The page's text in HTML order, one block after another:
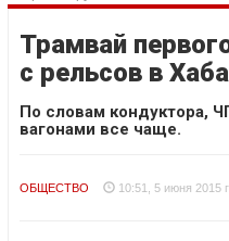
Трамвай
с рельсов в
По словам кондуктора,
вагонами все чаще.
ОБЩЕСТВО 10:51, 5 июня 2015